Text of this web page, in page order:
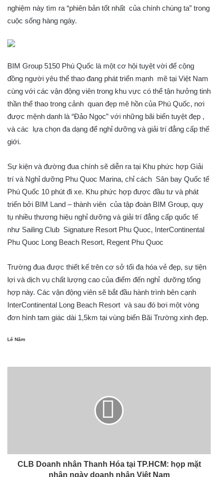
nghiệm này tìm ra “phiên bản tốt nhất của chính chúng ta” trong
cuộc sống hàng ngày.
BIM Group 5150 Phú Quốc là một cơ hội tuyệt vời để cộng
đồng người yêu thể thao đang phát triển mạnh mẽ tại Việt Nam
cùng với các vận động viên trong khu vực có thể tận hưởng tinh
thần thể thao trong cảnh quan đẹp mê hồn của Phú Quốc, nơi
được mệnh danh là “Đảo Ngọc” với những bãi biển tuyệt đẹp ,
và các lựa chọn đa dạng để nghỉ dưỡng và giải trí đẳng cấp thế
giới.
Sự kiện và đường đua chính sẽ diễn ra tại Khu phức hợp Giải
trí và Nghỉ dưỡng Phu Quoc Marina, chỉ cách Sân bay Quốc tế
Phú Quốc 10 phút đi xe. Khu phức hợp được đầu tư và phát
triển bởi BIM Land – thành viên của tập đoàn BIM Group, quy
tụ nhiều thương hiệu nghỉ dưỡng và giải trí đẳng cấp quốc tế
như Sailing Club Signature Resort Phu Quoc, InterContinental
Phu Quoc Long Beach Resort, Regent Phu Quoc
Trường đua được thiết kế trên cơ sở tối đa hóa vẻ đẹp, sự tiện
lợi và dịch vụ chất lượng cao của điểm đến nghỉ dưỡng tổng
hợp này. Các vận động viên sẽ bắt đầu hành trình bên cạnh
InterContinental Long Beach Resort và sau đó bơi một vòng
đơn hình tam giác dài 1,5km tại vùng biển Bãi Trường xinh đẹp.
Lê Năm
CLB Doanh nhân Thanh Hóa tại TP.HCM: họp mặt
nhân ngày doanh nhân Việt Nam